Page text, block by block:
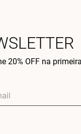
20% OFF na